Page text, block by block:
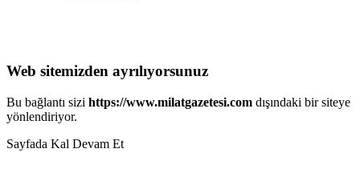
Web sitemizden ayrılıyorsunuz
Bu bağlantı sizi https://www.milatgazetesi.com dışındaki bir siteye
yönlendiriyor.
Sayfada Kal Devam Et